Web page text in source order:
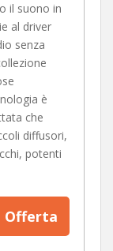
il suono in
al driver
senza
è
che
diffusori,
potenti
Offerta